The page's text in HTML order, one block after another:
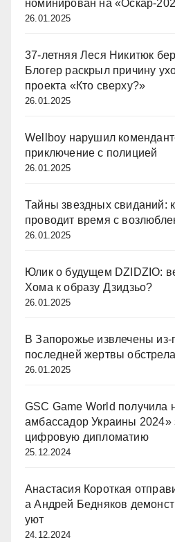
номинирован на «Оскар-
26.01.2025
37-летняя Леся Никитюк
Блогер раскрыл причину
проекта «Кто сверху?»
26.01.2025
Wellboy нарушил
приключение с полицией
26.01.2025
Тайны звездных свиданий:
проводит время с
26.01.2025
Юлик о будущем DZIDZIO:
Хома к образу Дзидзьо?
26.01.2025
В Запорожье извлечены из-
последней жертвы
26.01.2025
GSC Game World получила
амбассадор Украины 2024»
цифровую дипломатию
25.12.2024
Анастасия Короткая
а Андрей Бедняков
уют
24.12.2024